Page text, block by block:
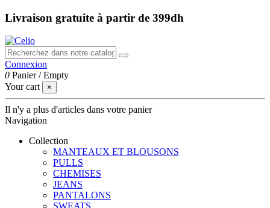
Livraison gratuite à partir de 399dh
Connexion
0 Panier /Empty
Your cart
×
Il n'y a plus d'articles dans votre panier
Navigation
Collection
MANTEAUX ET BLOUSONS
PULLS
CHEMISES
JEANS
PANTALONS